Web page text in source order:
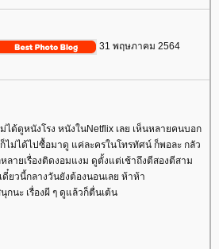
31 พฤษภาคม 2564
ได้ดูหนังโรง หนังในNetflix เลย เห็นหลายคนบอก
ไม่ได้ไปซื้อมาดู แค่ละครในโทรทัศน์ ก็พอละ กลัว
ลายเรื่องติดงอมแงม ดูตั้งแต่เช้าถึงตีสองตีสาม
ยวนี้กลางวันยังต้องนอนเลย ห้าห้า
นุกนะ เรื่องผี ๆ ดูแล้วก็ตื่นเต้น